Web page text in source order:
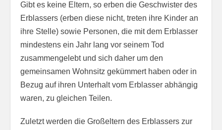
Gibt es keine Eltern, so erben die Geschwister des
Erblassers (erben diese nicht, treten ihre Kinder an
ihre Stelle) sowie Personen, die mit dem Erblasser
mindestens ein Jahr lang vor seinem Tod
zusammengelebt und sich daher um den
gemeinsamen Wohnsitz gekümmert haben oder in
Bezug auf ihren Unterhalt vom Erblasser abhängig
waren, zu gleichen Teilen.
Zuletzt werden die Großeltern des Erblassers zur